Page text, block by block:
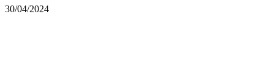
30/04/2024